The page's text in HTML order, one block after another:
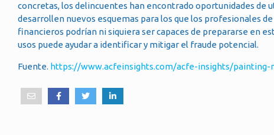
concretas, los delincuentes han encontrado oportunidades de
desarrollen nuevos esquemas para los que los profesionales
financieros podrían ni siquiera ser capaces de prepararse en
usos puede ayudar a identificar y mitigar el fraude potencial.
Fuente. https://www.acfeinsights.com/acfe-insights/painting-